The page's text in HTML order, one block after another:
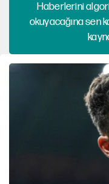
Haberlerini
okuyacağına sen